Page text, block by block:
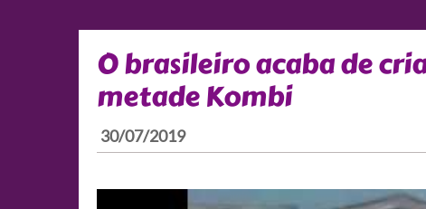
O brasileiro acaba de
metade Kombi
30/07/2019